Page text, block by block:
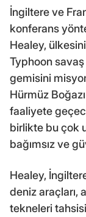
İngiltere ve
konferans
Healey,
Typhoon savaş
gemisini
Hürmüz
faaliyete
birlikte bu çok
bağımsız ve
Healey,
deniz araçları,
tekneleri